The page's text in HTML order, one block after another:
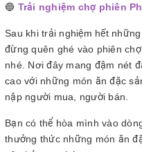
🔵 Trải nghiệm chợ phiên
Sau khi trải nghiệm hết
đừng quên ghé vào phiên
nhé. Nơi đây mang đậm nét
cao với những món ăn đặc
nập người mua, người bán.
Bạn có thể hòa mình vào
thưởng thức những món ăn